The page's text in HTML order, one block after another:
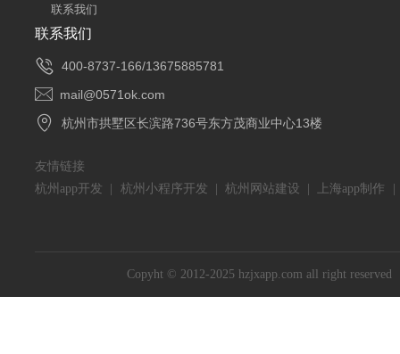
联系我们
联系我们
 400-8737-166/13675885781
 mail@0571ok.com
 杭州市拱墅区长滨路736号东方茂商业中心13楼
友情链接
杭州app开发
杭州小程序开发 |杭州网站建设 上海app制作
Copyht © 2012-2025 hzjxapp.com all right reserved